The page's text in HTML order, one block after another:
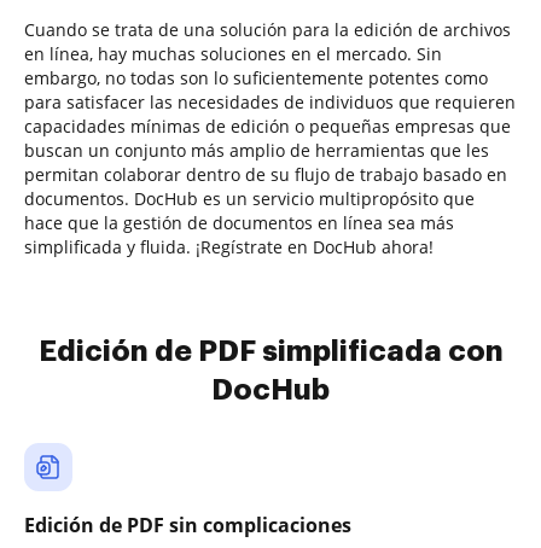
Cuando se trata de una solución para la edición de archivos
en línea, hay muchas soluciones en el mercado. Sin
embargo, no todas son lo suficientemente potentes como
para satisfacer las necesidades de individuos que requieren
capacidades mínimas de edición o pequeñas empresas que
buscan un conjunto más amplio de herramientas que les
permitan colaborar dentro de su flujo de trabajo basado en
documentos. DocHub es un servicio multipropósito que
hace que la gestión de documentos en línea sea más
simplificada y fluida. ¡Regístrate en DocHub ahora!
Edición de PDF simplificada con
DocHub
Edición de PDF sin complicaciones